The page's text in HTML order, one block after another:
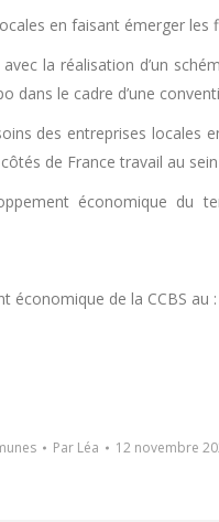
en faisant émerger les
la réalisation d’un
dans le cadre d’une
des entreprises locales
de France travail au
économique du
économique de la CCBS au
Par Léa 12 novembre